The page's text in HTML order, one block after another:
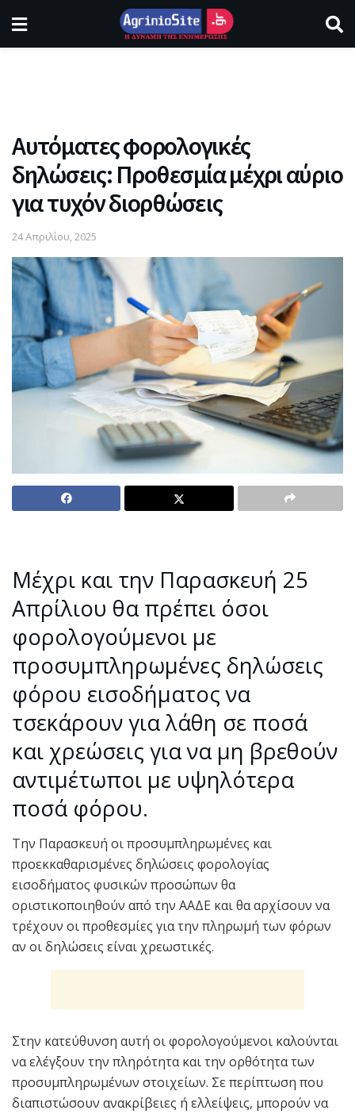
Αυτόματες φορολογικές
δηλώσεις: Προθεσμία μέχρι αύριο
για τυχόν διορθώσεις
24 Απριλίου, 2025
Μέχρι και την Παρασκευή 25
Απρίλιου θα πρέπει όσοι
φορολογούμενοι με
προσυμπληρωμένες δηλώσεις
φόρου εισοδήματος να
τσεκάρουν για λάθη σε ποσά
και χρεώσεις για να μη βρεθούν
αντιμέτωποι με υψηλότερα
ποσά φόρου.
Την Παρασκευή οι προσυμπληρωμένες και
προεκκαθαρισμένες δηλώσεις φορολογίας
εισοδήματος φυσικών προσώπων θα
οριστικοποιηθούν από την ΑΑΔΕ και θα αρχίσουν να
τρέχουν οι προθεσμίες για την πληρωμή των φόρων
αν οι δηλώσεις είναι χρεωστικές.
Στην κατεύθυνση αυτή οι φορολογούμενοι καλούνται
να ελέγξουν την πληρότητα και την ορθότητα των
προσυμπληρωμένων στοιχείων. Σε περίπτωση που
διαπιστώσουν ανακρίβειες ή ελλείψεις, μπορούν να